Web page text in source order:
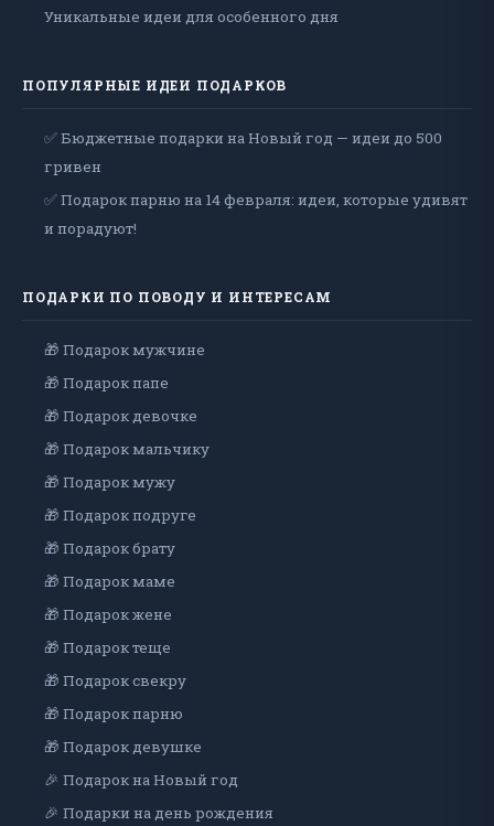
Уникальные идеи для особенного дня
ПОПУЛЯРНЫЕ ИДЕИ ПОДАРКОВ
✅ Бюджетные подарки на Новый год — идеи до 500
гривен
✅ Подарок парню на 14 февраля: идеи, которые удивят
и порадуют!
ПОДАРКИ ПО ПОВОДУ И ИНТЕРЕСАМ
🎁 Подарок мужчине
🎁 Подарок папе
🎁 Подарок девочке
🎁 Подарок мальчику
🎁 Подарок мужу
🎁 Подарок подруге
🎁 Подарок брату
🎁 Подарок маме
🎁 Подарок жене
🎁 Подарок теще
🎁 Подарок свекру
🎁 Подарок парню
🎁 Подарок девушке
🎉 Подарок на Новый год
🎉 Подарки на день рождения